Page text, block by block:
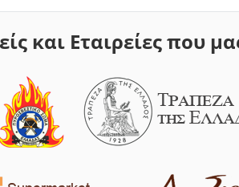
και Εταιρείες που